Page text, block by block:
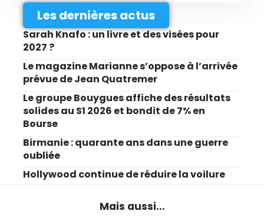
Les dernières actus
Sarah Knafo : un livre et des visées pour
2027 ?
Le magazine Marianne s’oppose à l’arrivée
prévue de Jean Quatremer
Le groupe Bouygues affiche des résultats
solides au S1 2026 et bondit de 7% en
Bourse
Birmanie : quarante ans dans une guerre
oubliée
Hollywood continue de réduire la voilure
Mais aussi...